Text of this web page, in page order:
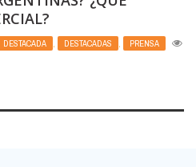
DESTACADA , DESTACADAS , PRENSA